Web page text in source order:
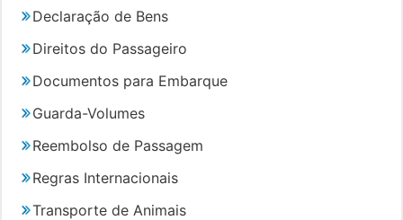
Declaração de Bens
Direitos do Passageiro
Documentos para Embarque
Guarda-Volumes
Reembolso de Passagem
Regras Internacionais
Transporte de Animais